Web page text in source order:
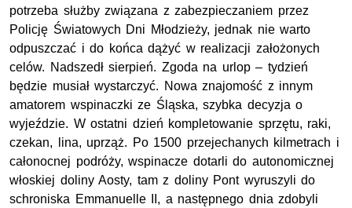
potrzeba służby związana z zabezpieczaniem przez
Policję Światowych Dni Młodzieży, jednak nie warto
odpuszczać i do końca dążyć w realizacji założonych
celów. Nadszedł sierpień. Zgoda na urlop – tydzień
będzie musiał wystarczyć. Nowa znajomość z innym
amatorem wspinaczki ze Śląska, szybka decyzja o
wyjeździe. W ostatni dzień kompletowanie sprzętu, raki,
czekan, lina, uprząż. Po 1500 przejechanych kilmetrach i
całonocnej podróży, wspinacze dotarli do autonomicznej
włoskiej doliny Aosty, tam z doliny Pont wyruszyli do
schroniska Emmanuelle II, a następnego dnia zdobyli